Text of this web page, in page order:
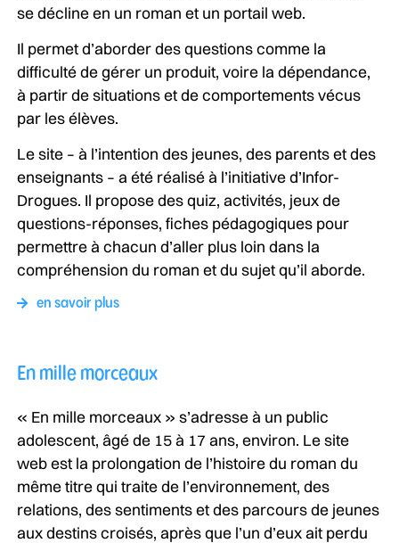
se décline en un roman et un portail web.
Il permet d’aborder des questions comme la
difficulté de gérer un produit, voire la dépendance,
à partir de situations et de comportements vécus
par les élèves.
Le site – à l’intention des jeunes, des parents et des
enseignants – a été réalisé à l’initiative d’Infor-
Drogues. Il propose des quiz, activités, jeux de
questions-réponses, fiches pédagogiques pour
permettre à chacun d’aller plus loin dans la
compréhension du roman et du sujet qu’il aborde.
en savoir plus
En mille morceaux
« En mille morceaux » s’adresse à un public
adolescent, âgé de 15 à 17 ans, environ. Le site
web est la prolongation de l’histoire du roman du
même titre qui traite de l’environnement, des
relations, des sentiments et des parcours de jeunes
aux destins croisés, après que l’un d’eux ait perdu